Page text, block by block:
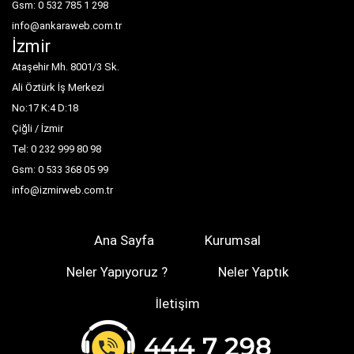
Gsm: 0 532 785 1 298
info@ankaraweb.com.tr
İzmir
Ataşehir Mh. 8001/3 Sk.
Ali Öztürk İş Merkezi
No:17 K:4 D:18
Çiğli / İzmir
Tel: 0 232 999 80 98
Gsm: 0 533 368 05 99
info@izmirweb.com.tr
Ana Sayfa
Kurumsal
Neler Yapıyoruz ?
Neler Yaptık
İletişim